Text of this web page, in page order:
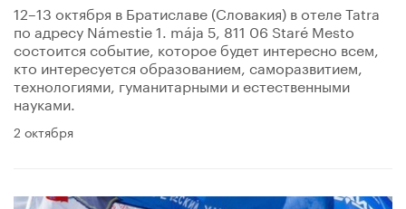
12–13 октября в Братиславе (Словакия) в отеле Tatra
по адресу Námestie 1. mája 5, 811 06 Staré Mesto
состоится событие, которое будет интересно всем,
кто интересуется образованием, саморазвитием,
технологиями, гуманитарными и естественными
науками.
2 октября